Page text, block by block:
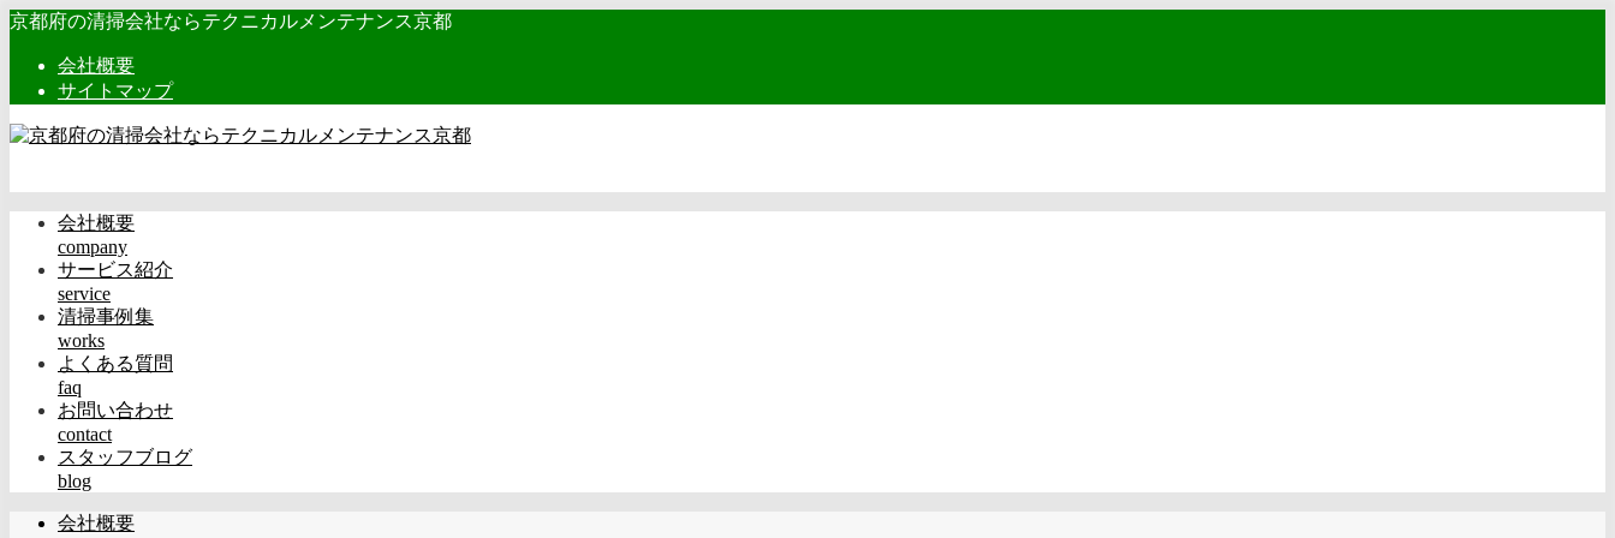
京都府の清掃会社ならテクニカルメンテナンス京都
会社概要
サイトマップ
会社概要
company
サービス紹介
service
清掃事例集
works
よくある質問
faq
お問い合わせ
contact
スタッフブログ
blog
会社概要